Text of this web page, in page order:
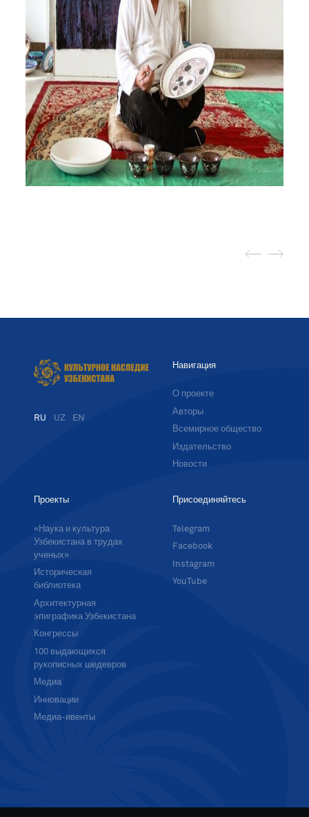
RU UZ EN
Навигация
О проекте
Авторы
Всемирное общество
Издательство
Новости
Проекты
«Наука и культура
Узбекистана в трудах
ученых»
Историческая
библиотека
Архитектурная
эпиграфика Узбекистана
Конгрессы
100 выдающихся
рукописных шедевров
Медиа
Инновации
Медиа-ивенты
Присоединяйтесь
Telegram
Facebook
Instagram
YouTube